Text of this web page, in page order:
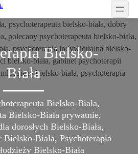
Bielsko-
Biała
Bielsko-Biała,
Bielsko-Biała prywatnie,
dorosłych Bielsko-Biała,
Bielsko-Biała, Psychoterapia
Bielsko-Biała